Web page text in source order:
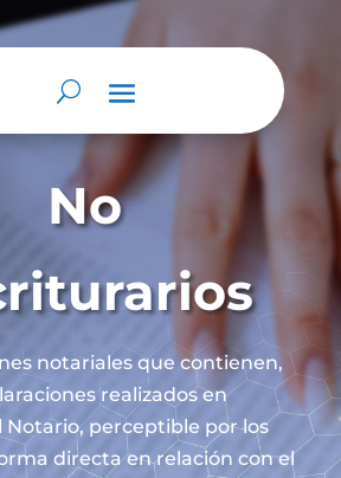
No
notariales que contienen,
realizados en
Notario, perceptible por los
directa en relación con el